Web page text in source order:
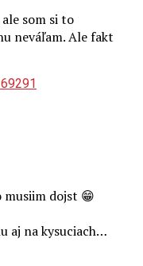
som si to
neváľam. Ale fakt
dojst 😁
aj na kysuciach…